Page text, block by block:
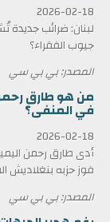
2026-02-18
لبنان: ضرائب جديدة
جيوب الفقراء؟
المصدر: بي بي سي
في المنفى؟
2026-02-18
فوز حزبه بنغلاديش
المصدر: بي بي سي